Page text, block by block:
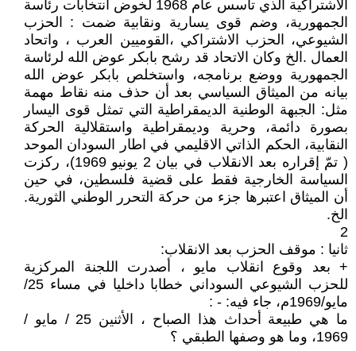
الاشتراكية الذي تأسس عام 1968 لخوض انتخابات رئاسة
الجمهورية، وضم قوى يسارية ونقابية ضمت : الحزب
الشيوعي، الحزب الاشتراكي ،القوميين العرب ، واتحاد
العمال .الخ وكان الاتحاد قد رشح بابكر عوض الله لرئاسة
الجمهورية ووضع برنامجه، واستخلص بابكر عوض الله
بيانه من الميثاق السياسي بعد أن حذف منه نقاط مهمة
مثل: الجبهة الوطنية الديمقراطية التي تمثل قوى اليسار
بصورة دائمة، وحرية وديمقراطية واستقلالية الحركة
النقابية، الحكم الذاتي الاقليمي في اطار السودان الموحد
( تمّ إقراره بعد الانقلاب في بيان 2 يونيو 1969)، ركزت
السياسة الخارجية فقط على قضية فلسطين، في حين
أن الميثاق اعتبرها جزء من حركة التحرر الوطني الثورية.
الخ.
2
ثانيا : موقف الحزب بعد الانقلاب:
+ بعد وقوع انقلاب مايو ، أصدرت اللجنة المركزية
للحزب الشيوعي السوداني خطابا داخليا في مساء 25/
مايو/1969م، جاء فيه: - :
ما هي طبيعة أحداث هذا الصباح ، الأثنين 25 / مايو /
1969، وما هو وصفها الطبقي ؟